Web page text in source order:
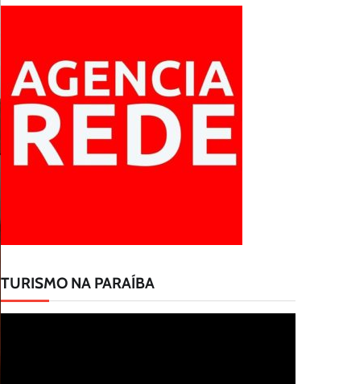
TURISMO NA PARAÍBA